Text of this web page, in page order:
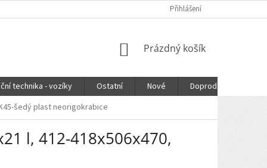
Přihlášení
NÁKUPNÍ
Prázdný košík
technika - vozíky Ostatní Nové Doprodej
šedý plast neorigokrabice
l, 412-418x506x470,